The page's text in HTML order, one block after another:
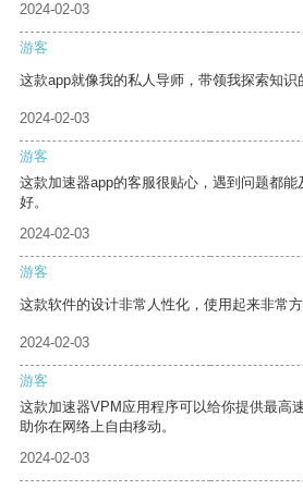
2024-02-03
游客
这款app就像我的私人导师，带领我探索知识
2024-02-03
游客
这款加速器app的客服很贴心，遇到问题都
好。
2024-02-03
游客
这款软件的设计非常人性化，使用起来非常方
2024-02-03
游客
这款加速器VPM应用程序可以给你提供最高
助你在网络上自由移动。
2024-02-03